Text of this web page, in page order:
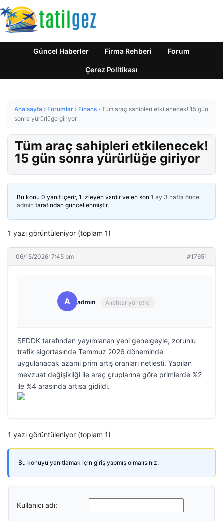
Güncel Haberler Firma Rehberi Forum
Çerez Politikası
Ana sayfa › Forumlar › Finans › Tüm araç sahipleri etkilenecek! 15 gün
sonra yürürlüğe giriyor
Tüm araç sahipleri etkilenecek!
15 gün sonra yürürlüğe giriyor
Bu konu 0 yanıt içerir, 1 izleyen vardır ve en son 1 ay 3 hafta önce
admin tarafından güncellenmiştir.
1 yazı görüntüleniyor (toplam 1)
06/15/2026: 7:45 pm #17651
A admin Anahtar yönetici
SEDDK tarafından yayımlanan yeni genelgeyle, zorunlu
trafik sigortasında Temmuz 2026 döneminde
uygulanacak azami prim artış oranları netleşti. Yapılan
mevzuat değişikliği ile araç gruplarına göre primlerde %2
ile %4 arasında artışa gidildi.
1 yazı görüntüleniyor (toplam 1)
Bu konuyu yanıtlamak için giriş yapmış olmalısınız.
Kullanıcı adı: